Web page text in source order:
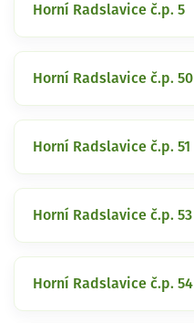
Horní Radslavice č.p. 5
Horní Radslavice č.p. 50
Horní Radslavice č.p. 51
Horní Radslavice č.p. 53
Horní Radslavice č.p. 54